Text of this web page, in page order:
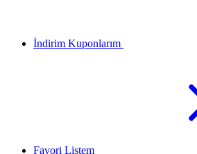
İndirim Kuponlarım
Favori Listem